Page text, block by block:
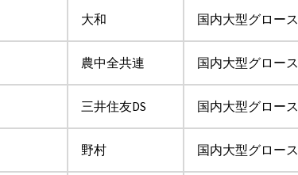
大和 国内大型グロース
農中全共連 国内大型グロース
三井住友DS 国内大型グロース
野村 国内大型グロース